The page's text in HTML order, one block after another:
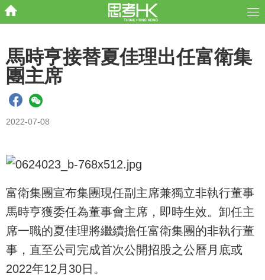
馬時亨接替夏佳理出任富衛集
團主席
2022-07-08
富衛集團宣布集團現任副主席兼獨立非執行董事
馬時亨獲委任為董事會主席，即時生效。卸任主
席一職的夏佳理將繼續擔任富衛集團的非執行董
事，直至公司完成首次公開招股之公曆月底或
2022年12月30日。